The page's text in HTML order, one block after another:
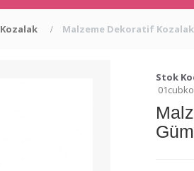
Kozalak Malzeme Dekoratif Kozalak
Stok